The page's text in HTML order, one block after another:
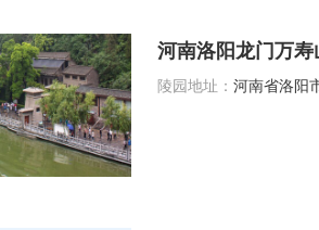
河南洛阳龙门万寿
陵园地址： 河南省洛阳